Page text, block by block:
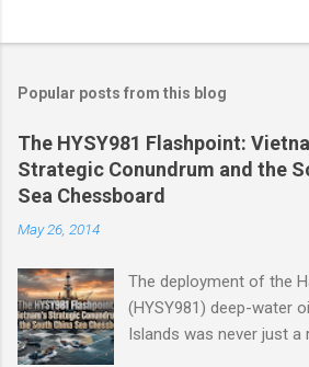
Popular posts from this blog
The HYSY981 Flashpoint:
Strategic Conundrum and the
Sea Chessboard
May 26, 2014
The deployment of the
(HYSY981) deep-water
Islands was never just a